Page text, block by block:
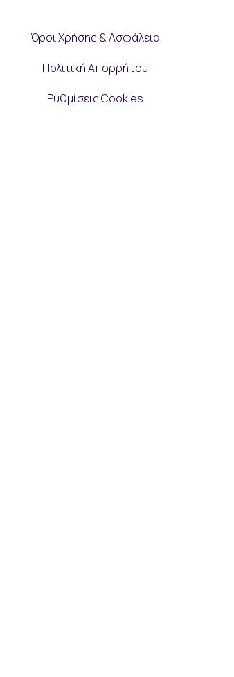
Όροι Χρήσης & Ασφάλεια
Πολιτική Απορρήτου
Ρυθμίσεις Cookies